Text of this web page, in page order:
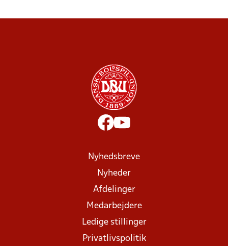
Nyhedsbreve
Nyheder
Afdelinger
Medarbejdere
Ledige stillinger
Privatlivspolitik